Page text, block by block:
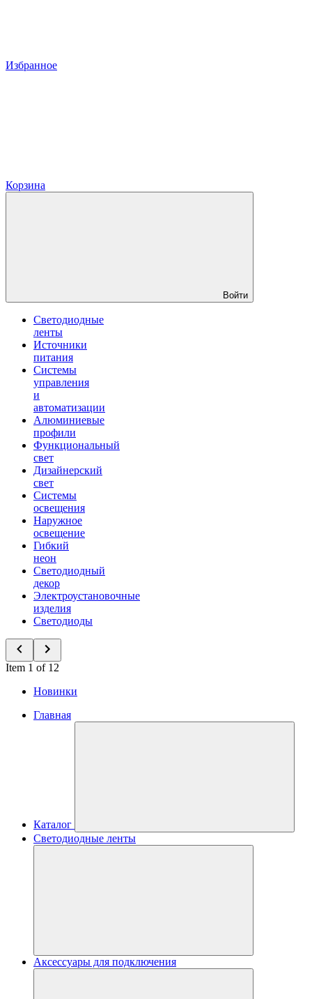
Избранное
Корзина
Войти
Светодиодные
ленты
Источники
питания
Системы
управления
и
автоматизации
Алюминиевые
профили
Функциональный
свет
Дизайнерский
свет
Системы
освещения
Наружное
освещение
Гибкий
неон
Светодиодный
декор
Электроустановочные
изделия
Светодиоды
Item 1 of 12
Новинки
Главная
Каталог
Светодиодные ленты
Аксессуары для подключения